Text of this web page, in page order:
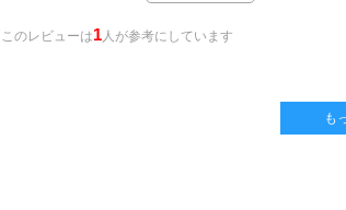
このレビューは1人が参考にしています
も